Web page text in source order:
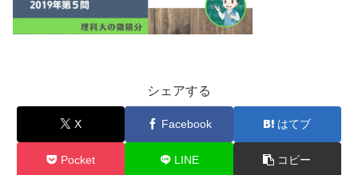
シェアする
X Facebook はてブ
Pocket LINE コピー